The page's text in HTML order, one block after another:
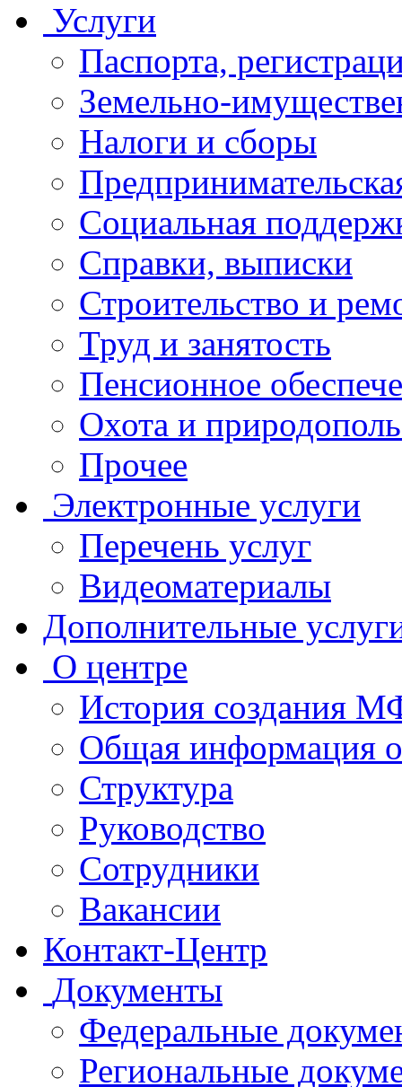
Услуги
Паспорта,
Земельно-
Налоги и сборы
Социальная
Справки, выписки
Строительство и
Труд и занятость
Пенсионное
Охота и
Прочее
Электронные услуги
Перечень услуг
Видеоматериалы
Дополнительные
О центре
История создания
Общая
Структура
Руководство
Сотрудники
Вакансии
Контакт-Центр
Документы
Федеральные
Региональные